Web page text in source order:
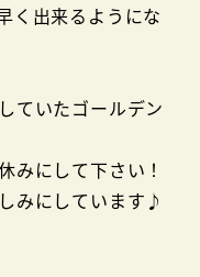
く出来るようにな
ていたゴールデン
みにして下さい！
みにしています♪